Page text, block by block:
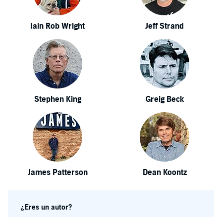
Iain Rob Wright Jeff Strand
Stephen King Greig Beck
James Patterson Dean Koontz
¿Eres un autor?